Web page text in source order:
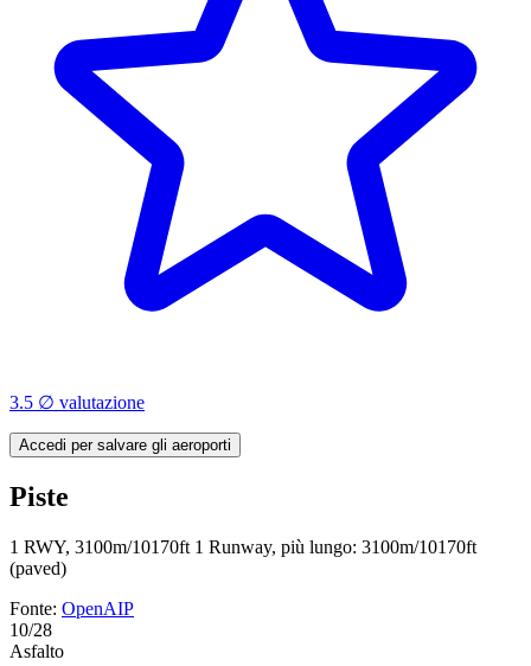
3.5 ∅ valutazione
Accedi per salvare gli aeroporti
Piste
1 RWY, 3100m/10170ft 1 Runway, più lungo: 3100m/10170ft
(paved)
Fonte: OpenAIP
10/28
Asfalto